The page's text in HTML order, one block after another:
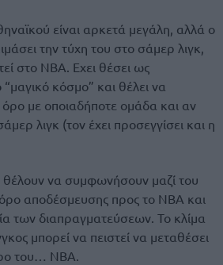
είναι αρκετά μεγάλη, αλλά ο
την τύχη του στο σάμερ λιγκ,
στο ΝΒΑ. Εχει θέσει ως
κόσμο” και θέλει να
με οποιαδήποτε ομάδα και αν
λιγκ (τον έχει προσεγγίσει και η
θέλουν να συμφωνήσουν μαζί του
αποδέσμευσης προς το ΝΒΑ και
των διαπραγματεύσεων. Το κλίμα
μπορεί να πειστεί να μεταθέσει
του… ΝΒΑ.